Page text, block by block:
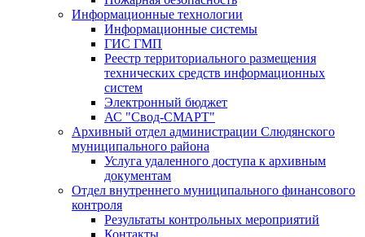
Информационные технологии
Информационные системы
ГИС ГМП
Реестр территориального размещения
технических средств информационных
систем
Электронный бюджет
АС "Свод-СМАРТ"
Архивный отдел администрации Слюдянского
муниципального района
Услуга удаленного доступа к архивным
документам
Отдел внутреннего муниципального финансового
контроля
Результаты контрольных мероприятий
Контакты